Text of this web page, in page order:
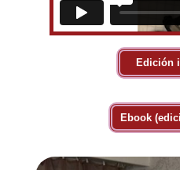
Edición
Ebook